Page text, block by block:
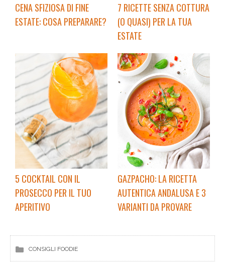
CENA SFIZIOSA DI FINE
ESTATE: COSA PREPARARE?
7 RICETTE SENZA COTTURA
(O QUASI) PER LA TUA
ESTATE
5 COCKTAIL CON IL
PROSECCO PER IL TUO
APERITIVO
GAZPACHO: LA RICETTA
AUTENTICA ANDALUSA E 3
VARIANTI DA PROVARE
CONSIGLI FOODIE